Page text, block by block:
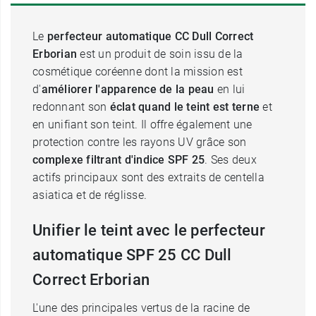
Le perfecteur automatique CC Dull Correct
Erborian est un produit de soin issu de la
cosmétique coréenne dont la mission est
d'améliorer l'apparence de la peau en lui
redonnant son éclat quand le teint est terne et
en unifiant son teint. Il offre également une
protection contre les rayons UV grâce son
complexe filtrant d'indice SPF 25. Ses deux
actifs principaux sont des extraits de centella
asiatica et de réglisse.
Unifier le teint avec le perfecteur
automatique SPF 25 CC Dull
Correct Erborian
L'une des principales vertus de la racine de